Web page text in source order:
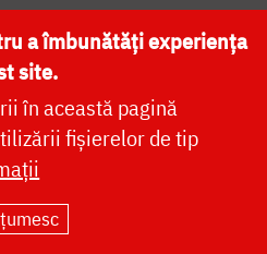
CATEDRALA NAȚIONALĂ
DOXOLOGIA MEDIA
| ©
a îmbunătăți experiența
site.
în această pagină
fișierelor de tip